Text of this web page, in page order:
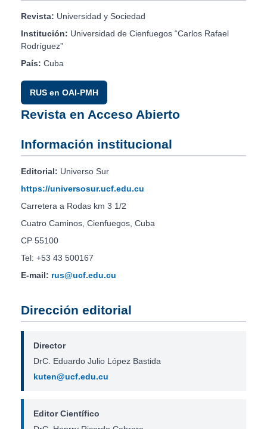
Revista: Universidad y Sociedad
Institución: Universidad de Cienfuegos “Carlos Rafael
Rodríguez”
País: Cuba
RUS en OAI-PMH
Revista en Acceso Abierto
Información institucional
Editorial: Universo Sur
https://universosur.ucf.edu.cu
Carretera a Rodas km 3 1/2
Cuatro Caminos, Cienfuegos, Cuba
CP 55100
Tel: +53 43 500167
E-mail: rus@ucf.edu.cu
Dirección editorial
Director
DrC. Eduardo Julio López Bastida
kuten@ucf.edu.cu
Editor Científico